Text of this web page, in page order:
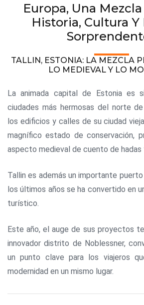
Europa, Una
Historia, Cultura Y
TALLIN, ESTONIA: LA MEZCLA
LO MEDIEVAL Y LO
La animada capital de Estonia es
ciudades más hermosas del norte
los edificios y calles de su ciudad
magnífico estado de conservación,
aspecto medieval de cuento de
Tallin es además un importante
los últimos años se ha convertido en
turístico.
Este año, el auge de sus proyectos
innovador distrito de Noblessner,
un punto clave para los viajeros
modernidad en un mismo lugar.